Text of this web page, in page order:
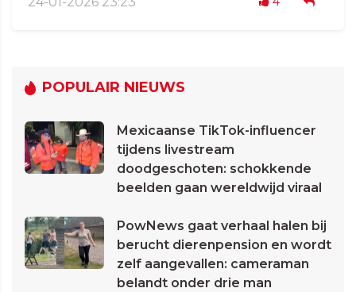
POPULAIR NIEUWS
Mexicaanse TikTok-influencer
tijdens livestream
doodgeschoten: schokkende
beelden gaan wereldwijd viraal
PowNews gaat verhaal halen bij
berucht dierenpension en wordt
zelf aangevallen: cameraman
belandt onder drie man